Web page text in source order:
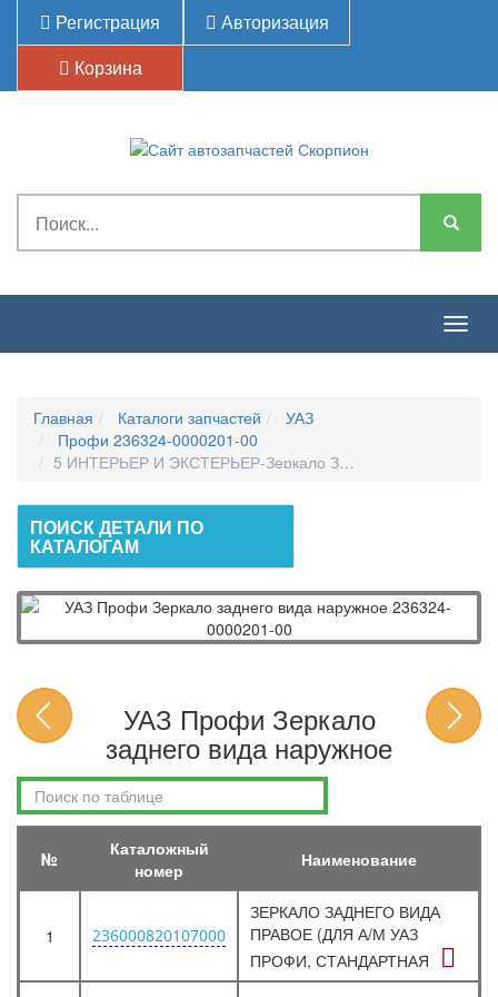
Регистрация
Авторизация
Корзина
Главная Каталоги запчастей
УАЗ
Профи 236324-0000201-00
5 ИНТЕРЬЕР И ЭКСТЕРЬЕР-Зеркало Заднего Вида
ПОИСК ДЕТАЛИ ПО
КАТАЛОГАМ
УАЗ Профи Зеркало
заднего вида наружное
№
Каталожный
номер
Наименование
1 236000820107000
ЗЕРКАЛО ЗАДНЕГО ВИДА
ПРАВОЕ (ДЛЯ А/М УАЗ
ПРОФИ, СТАНДАРТНАЯ